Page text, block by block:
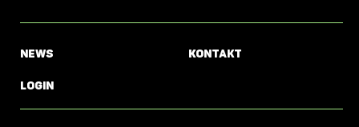
News
Login
Kontakt